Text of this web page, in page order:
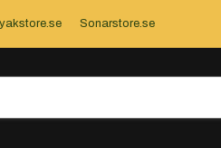
Sonarstore.se